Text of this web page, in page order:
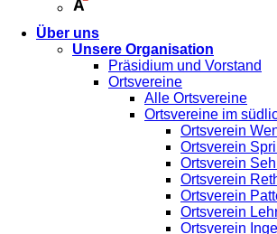
Über uns
Unsere Organisation
Präsidium und Vorstand
Ortsvereine
Alle Ortsvereine
Ortsvereine im
Ortsverein
Ortsverein
Ortsverein
Ortsverein
Ortsverein
Ortsverein
Ortsverein